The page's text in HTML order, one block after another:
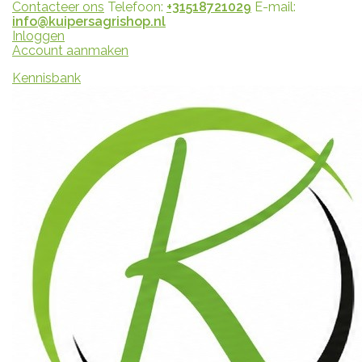
Contacteer ons Telefoon: +31518721029 E-mail:
info@kuipersagrishop.nl
Inloggen
Account aanmaken
Kennisbank